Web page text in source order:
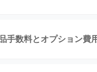
手数料とオプション費